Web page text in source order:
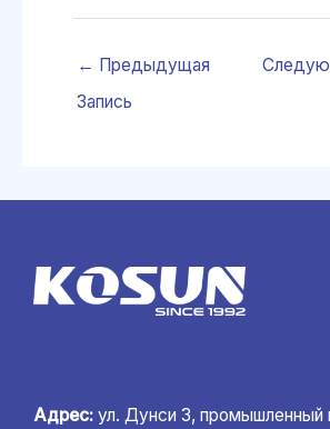
← Предыдущая
Запись
Адрес: ул. Дунси 3, промышленный